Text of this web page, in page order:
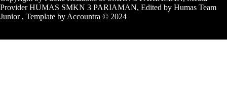
Provider HUMAS SMKN 3 PARIAMAN, Edited by Humas Team
Junior , Template by Accountra © 2024